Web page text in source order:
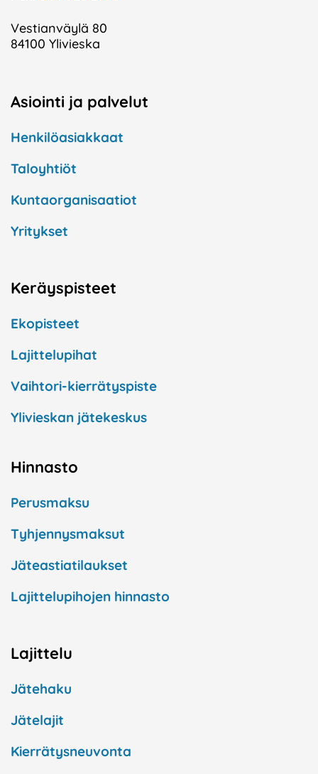
Vestianväylä 80
84100 Ylivieska
Asiointi ja palvelut
Henkilöasiakkaat
Taloyhtiöt
Kuntaorganisaatiot
Yritykset
Keräyspisteet
Ekopisteet
Lajittelupihat
Vaihtori-kierrätyspiste
Ylivieskan jätekeskus
Hinnasto
Perusmaksu
Tyhjennysmaksut
Jäteastiatilaukset
Lajittelupihojen hinnasto
Lajittelu
Jätehaku
Jätelajit
Kierrätysneuvonta